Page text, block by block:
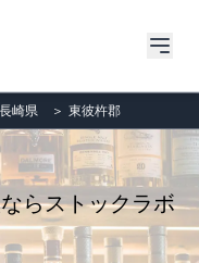
長崎県 ＞ 東彼杵郡
らストックラボ